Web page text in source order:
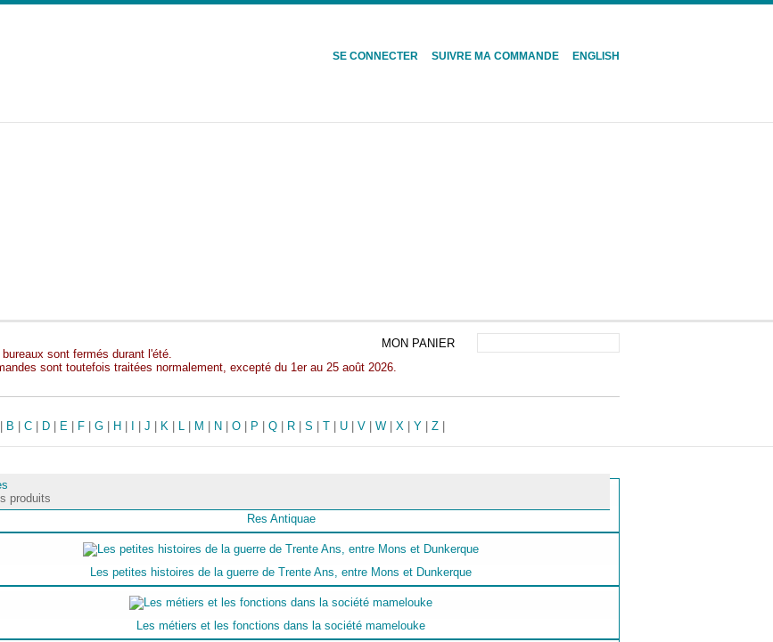
SE CONNECTER SUIVRE MA COMMANDE ENGLISH
MON PANIER
bureaux sont fermés durant l'été.
sont toutefois traitées normalement, excepté du 1er au 25 août 2026.
B C| D| E| F| G| H J K| L| M N O| P Q| R| S T| U| V| W| X| Y| Z|
produits
Res Antiquae
Les petites histoires de la guerre de Trente Ans, entre Mons et Dunkerque
Les métiers et les fonctions dans la société mamelouke